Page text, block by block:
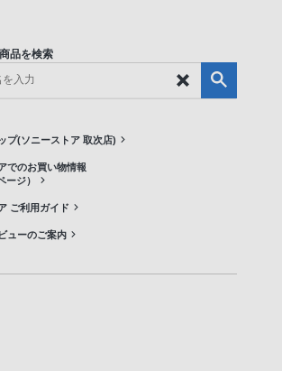
品を検索
プ(ソニーストア 取次店)
でのお買い物情報
ージ）
ご利用ガイド
ューのご案内